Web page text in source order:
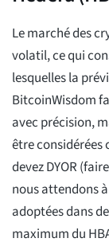
Le marché des
volatil, ce qui
lesquelles la
BitcoinWisdom
avec précision,
être considérées
devez DYOR
nous attendons
adoptées dans
maximum du